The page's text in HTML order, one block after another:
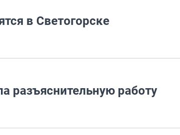
в Светогорске
разъяснительную работу